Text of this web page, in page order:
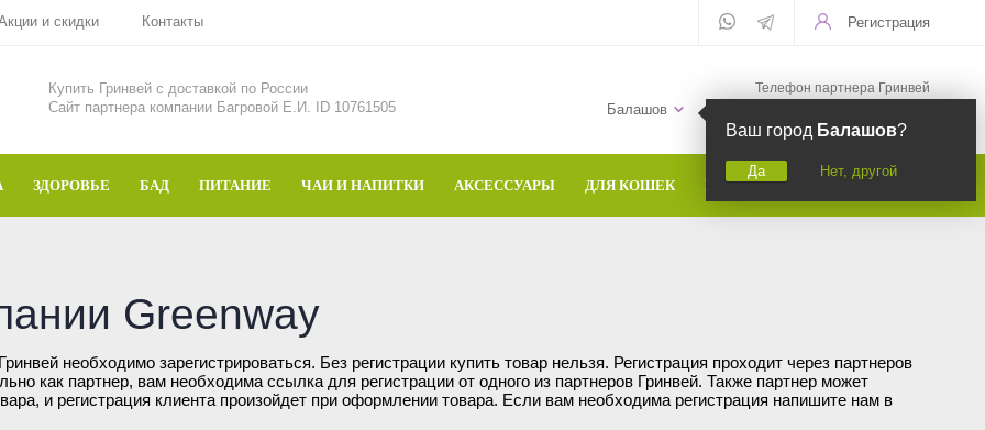
и скидки Контакты Регистрация
Купить Гринвей c доставкой по России
Сайт партнера компании Багровой Е.И. ID 10761505
Балашов
Ваш город Балашов?
Да Нет, другой
Телефон партнера Гринвей
ЗДОРОВЬЕ БАД ПИТАНИЕ ЧАИ И НАПИТКИ АКСЕССУАРЫ ДЛЯ КОШЕК БРЕНДЫ
Greenway
необходимо зарегистрироваться. Без регистрации купить товар нельзя. Регистрация проходит через партнеров
как партнер, вам необходима ссылка для регистрации от одного из партнеров Гринвей. Также партнер может
и регистрация клиента произойдет при оформлении товара. Если вам необходима регистрация напишите нам в